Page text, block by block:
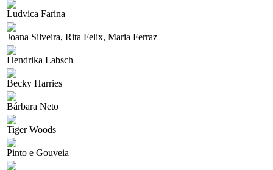
Ludvica Farina
Joana Silveira, Rita Felix, Maria Ferraz
Hendrika Labsch
Becky Harries
Bárbara Neto
Tiger Woods
Pinto e Gouveia